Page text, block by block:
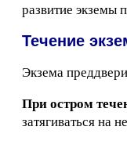
развитие экземы
Течение
Экзема
При остром
затягиваться на